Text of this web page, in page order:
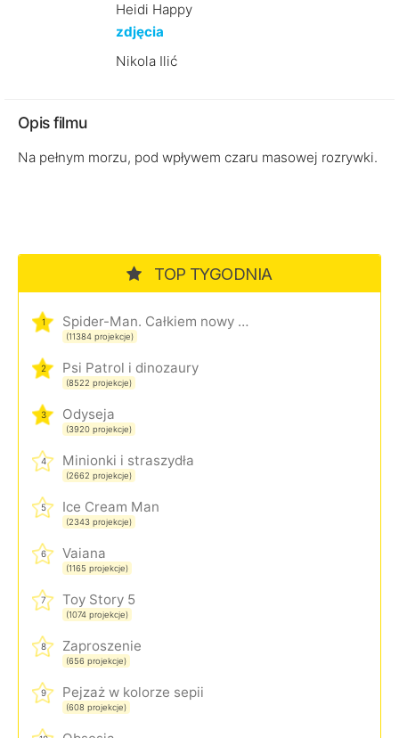
Heidi Happy
zdjęcia
Nikola Ilić
Opis filmu
Na pełnym morzu, pod wpływem czaru masowej rozrywki.
TOP TYGODNIA
1 Spider-Man. Całkiem nowy dzień
(11384 projekcje)
2 Psi Patrol i dinozaury
(8522 projekcje)
3 Odyseja
(3920 projekcje)
4 Minionki i straszydła
(2662 projekcje)
5 Ice Cream Man
(2343 projekcje)
6 Vaiana
(1165 projekcje)
7 Toy Story 5
(1074 projekcje)
8 Zaproszenie
(656 projekcje)
9 Pejzaż w kolorze sepii
(608 projekcje)